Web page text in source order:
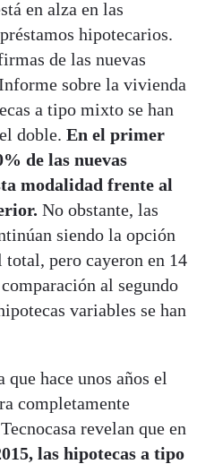
en alza en las
hipotecarios.
de las nuevas
sobre la vivienda
a tipo mixto se han
doble. En el primer
de las nuevas
modalidad frente al
No obstante, las
siendo la opción
pero cayeron en 14
al segundo
variables se han
que hace unos años el
completamente
revelan que en
las hipotecas a tipo